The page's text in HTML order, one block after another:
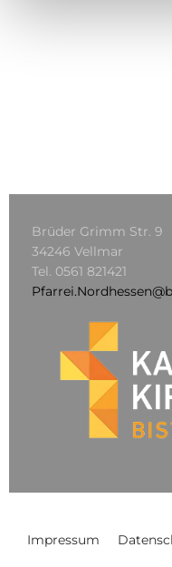
Brüder Grimm Str. 9
34246 Vellmar
Tel. 0561 821421
Impressum